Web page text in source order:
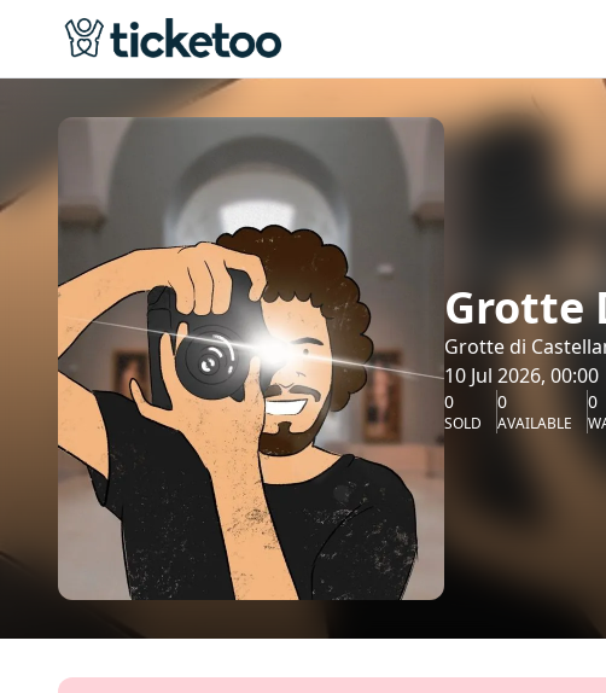
Grotte
Grotte di
10 Jul 2026, 00:00
0
SOLD
0
AVAILABLE
0